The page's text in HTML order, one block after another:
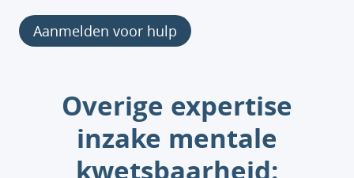
Aanmelden voor hulp
Overige expertise
inzake mentale
kwetsbaarheid: